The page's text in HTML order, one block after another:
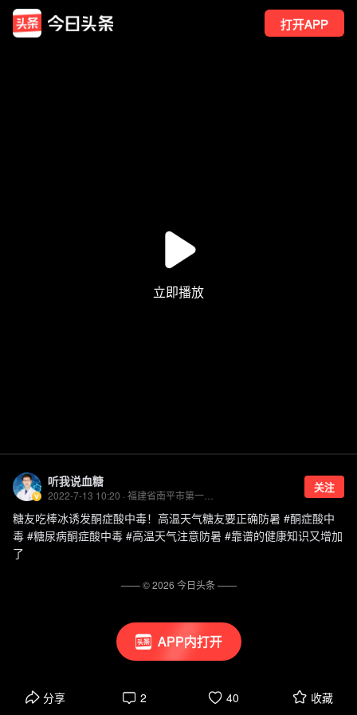
打开APP
APP内打开
听我说血糖 关注
糖友吃棒冰诱发酮症酸中毒！高温天气糖友要正确防暑 #酮症酸中
毒 #糖尿病酮症酸中毒 #高温天气注意防暑 #靠谱的健康知识又增加
了
分享 2 40 收藏
—— ©2026 今日头条——